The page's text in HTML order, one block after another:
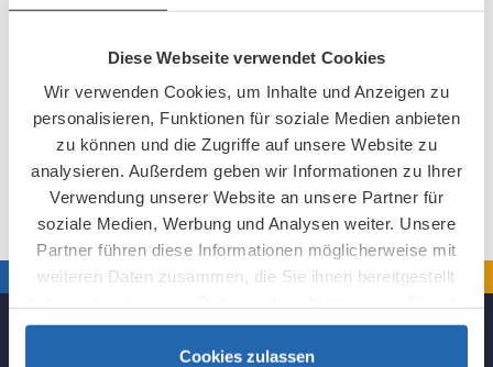
Diese Webseite verwendet Cookies
Wir verwenden Cookies, um Inhalte und Anzeigen zu
personalisieren, Funktionen für soziale Medien anbieten
zu können und die Zugriffe auf unsere Website zu
analysieren. Außerdem geben wir Informationen zu Ihrer
Verwendung unserer Website an unsere Partner für
soziale Medien, Werbung und Analysen weiter. Unsere
Partner führen diese Informationen möglicherweise mit
weiteren Daten zusammen, die Sie ihnen bereitgestellt
gesammelt haben.
Cookies zulassen
Buchungsformular
Die Buchungen werden zeitnah freigeschalten.